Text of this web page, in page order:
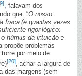
, falavam dos
que: “O nosso
fraca (e quantas vezes
rigor lógico:
húmus da intuição e
propõe problemas
por meio de
[20], achar a largura de
das margens (sem